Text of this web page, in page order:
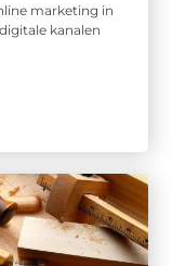
marketing in
kanalen